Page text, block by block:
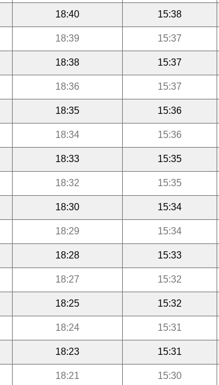
15:38
18:40
15:37
18:39
15:37
18:38
15:37
18:36
15:36
18:35
15:36
18:34
15:35
18:33
15:35
18:32
15:34
18:30
15:34
18:29
15:33
18:28
15:32
18:27
15:32
18:25
15:31
18:24
15:31
18:23
15:30
18:21